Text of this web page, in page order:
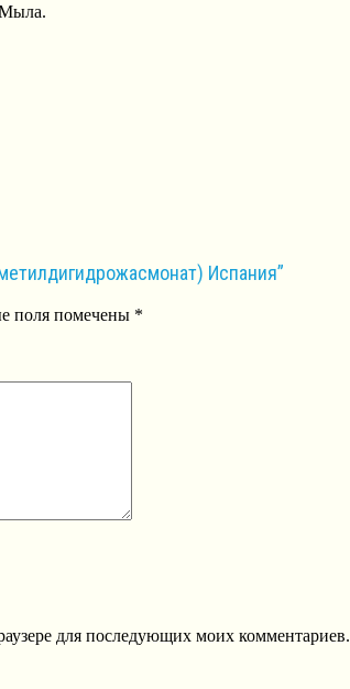
Испания”
поля помечены *
для последующих моих комментариев.